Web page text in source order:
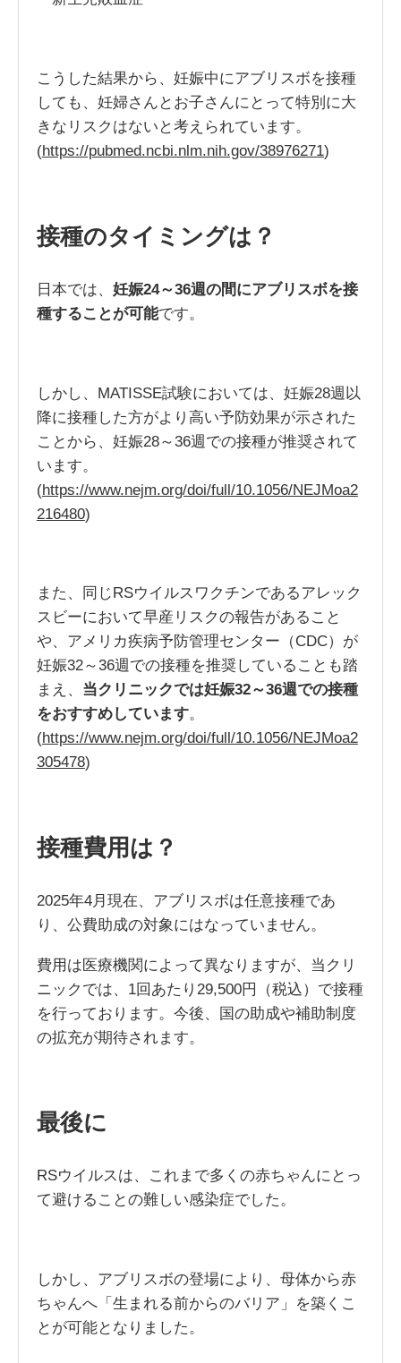
こうした結果から、妊娠中にアブリスボを接種
しても、妊婦さんとお子さんにとって特別に大
きなリスクはないと考えられています。
(https://pubmed.ncbi.nlm.nih.gov/38976271)
接種のタイミングは？
日本では、 妊娠24～36週の間にアブリスボを接
種することが可能です。
しかし、MATISSE試験においては、妊娠28週以
降に接種した方がより高い予防効果が示された
ことから、妊娠28～36週での接種が推奨されて
います。
(https://www.nejm.org/doi/full/10.1056/NEJMoa2
216480)
また、同じRSウイルスワクチンであるアレック
スビーにおいて早産リスクの報告があること
や、アメリカ疾病予防管理センター（CDC）が
妊娠32～36週での接種を推奨していることも踏
まえ、 当クリニックでは妊娠32～36週での接種
をおすすめしています。
(https://www.nejm.org/doi/full/10.1056/NEJMoa2
305478)
接種費用は？
2025年4月現在、アブリスボは任意接種であ
り、公費助成の対象にはなっていません。
費用は医療機関によって異なりますが、当クリ
ニックでは、1回あたり29,500円（税込）で接種
を行っております。今後、国の助成や補助制度
の拡充が期待されます。
最後に
RSウイルスは、これまで多くの赤ちゃんにとっ
て避けることの難しい感染症でした。
しかし、アブリスボの登場により、母体から赤
ちゃんへ「生まれる前からのバリア」を築くこ
とが可能となりました。